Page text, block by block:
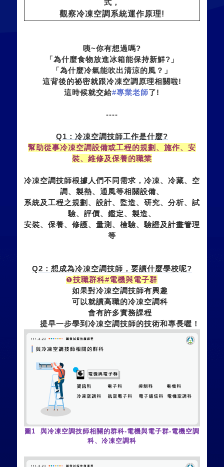
式，
觀察冷凍空調系統運作原理!
咦~你有想過嗎?
「為什麼食物放進冰箱能保持新鮮? 」
「為什麼冷氣能吹出清涼的風？」
這背後的祕密就跟冷凍空調原理相關啦!
這時候就交給#專業老師了!
----
Q1 ：冷凍空調技師工作是什麼?
幫助從事冷凍空調設備或工程的規劃、施作、安
裝、維修及保養的職業
冷凍空調技師根據人們不同需求，冷凍、冷藏、空
調、製熱、通風等相關設備、
系統及工程之規劃、設計、監造、研究、分析、試
驗、評價、鑑定、製造、
安裝、保養、修護、量測、檢驗、驗證及計畫管理
等
Q2 ：想成為冷凍空調技師，要讀什麼學校呢?
❶技職群科#電機與電子群
如果對冷凍空調技師有興趣
可以就讀高職的冷凍空調科
會有許多實務課程
提早一步學到冷凍空調技師的技術和專長喔！
圖 1 與冷凍空調技師相關的群科-電機與電子群-電機空調
科、冷凍空調科